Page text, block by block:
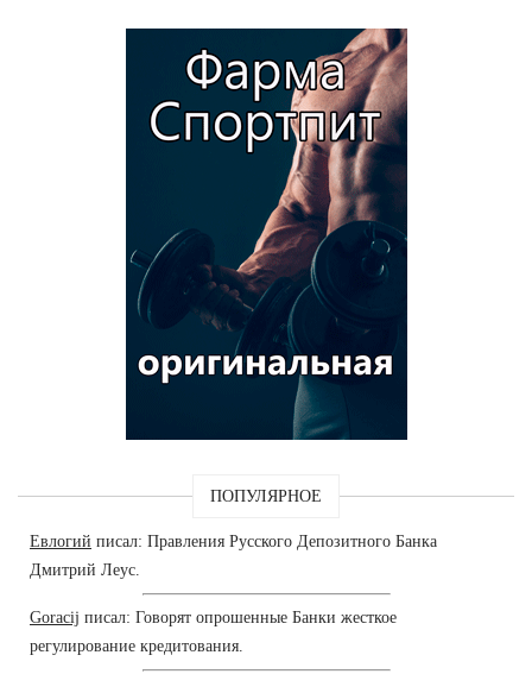
ПОПУЛЯРНОЕ
Евлогий писал: Правления Русского Депозитного Банка
Дмитрий Леус.
Goracij писал: Говорят опрошенные Банки жесткое
регулирование кредитования.